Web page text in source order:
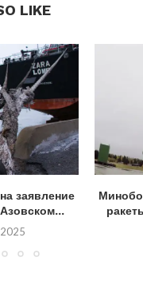
LIKE
заявление